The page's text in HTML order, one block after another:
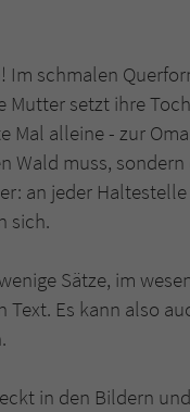
Im schmalen
Mutter setzt ihre
Mal alleine - zur
Wald muss,
an jeder
sich.
Sätze, im
Es kann also
in den Bildern